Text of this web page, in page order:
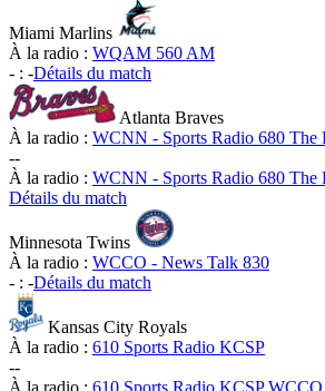
Miami Marlins
À la radio : WQAM 560 AM
- : -Détails du match
Atlanta Braves
À la radio : WCNN - Sports Radio 680 The
--
À la radio : WCNN - Sports Radio 680 The
Détails du match
Minnesota Twins
À la radio : WCCO - News Talk 830
- : -Détails du match
Kansas City Royals
À la radio : 610 Sports Radio KCSP
--